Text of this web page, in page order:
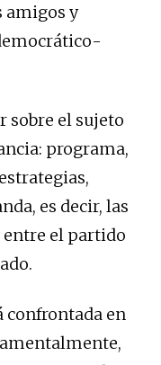
amigos y
sobre el sujeto
programa,
es decir, las
entre el partido
confrontada en